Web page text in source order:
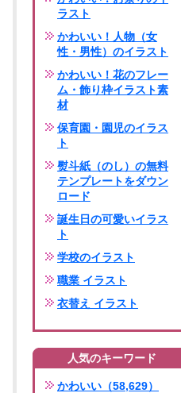
ラスト
かわいい！人物（女
性・男性）のイラスト
かわいい！花のフレー
ム・飾り枠イラスト素
材
保育園・園児のイラス
ト
熨斗紙（のし）の無料
テンプレートをダウン
ロード
誕生日の可愛いイラス
ト
学校のイラスト
職業 イラスト
衣替え イラスト
人気のキーワード
かわいい（58,629）